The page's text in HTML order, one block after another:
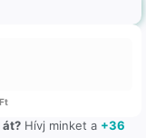
át?Hívj minket a +36